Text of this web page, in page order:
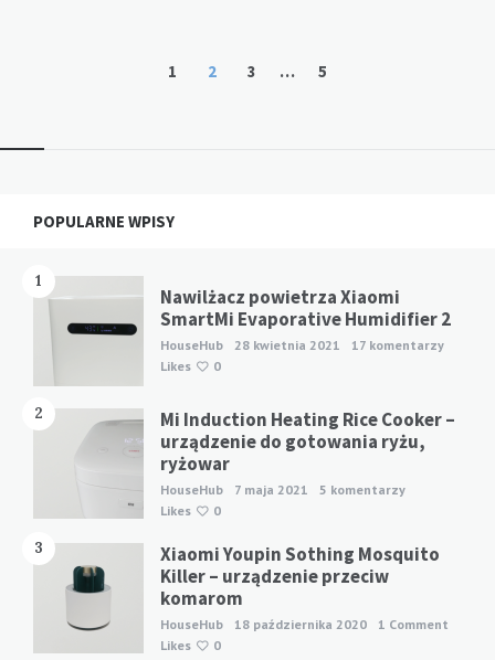
Stronicowanie
1 2 3 … 5
Widgets
POPULARNE WPISY
1
Nawilżacz powietrza Xiaomi
SmartMi Evaporative Humidifier 2
HouseHub 28 kwietnia 2021
17 komentarzy
Likes
0
2
Mi Induction Heating Rice Cooker –
urządzenie do gotowania ryżu,
ryżowar
HouseHub 7 maja 2021
5 komentarzy
Likes
0
3
Xiaomi Youpin Sothing Mosquito
Killer – urządzenie przeciw
komarom
HouseHub 18 października 2020
1 Comment
Likes
0